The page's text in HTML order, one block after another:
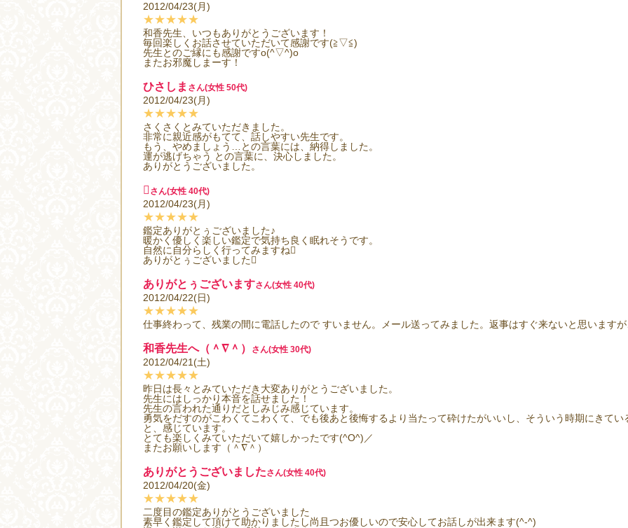
2012/04/23(月)
★★★★★
和香先生、いつもありがとうございます！
毎回楽しくお話させていただいて感謝です(≧▽≦)
先生とのご縁にも感謝ですo(^▽^)o
またお邪魔しまーす！
ひさしま さん(女性 50代)
2012/04/23(月)
★★★★★
さくさくとみていただきました。
非常に親近感がもてて、話しやすい先生です。
もう、やめましょう…との言葉には、納得しました。
運が逃げちゃう との言葉に、決心しました。
ありがとうございました。
 さん(女性 40代)
2012/04/23(月)
★★★★★
鑑定ありがとぅございました♪
暖かく優しく楽しい鑑定で気持ち良く眠れそうです。
自然に自分らしく行ってみますね
ありがとぅございました
ありがとぅございますさん(女性 40代)
2012/04/22(日)
★★★★★
仕事終わって、残業の間に電話したので すいません。メール送ってみました。返事はすぐ来ないと思います
和香先生へ（＾∇＾） さん(女性 30代)
2012/04/21(土)
★★★★★
昨日は長々とみていただき大変ありがとうございました。
先生にはしっかり本音を話せました！
先生の言われた通りだとしみじみ感じています。
勇気をだすのがこわくてこわくて、でも後あと後悔するより当たって砕けたがいいし、そういう時期にきてい
と、感じています。
とても楽しくみていただいて嬉しかったです(^O^)／
またお願いします（＾∇＾）
ありがとうございましたさん(女性 40代)
2012/04/20(金)
★★★★★
二度目の鑑定ありがとうございました
素早く鑑定して頂けて助かりましたし尚且つお優しいので安心してお話しが出来ます(^-^)